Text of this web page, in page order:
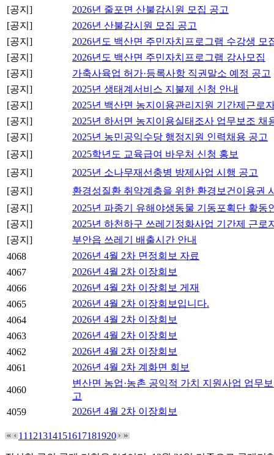
[공지]
2026년 줄포면 산불감시원 모집 공고
[공지]
2026년 산불감시원 모집 공고
[공지]
2026년도 백산면 주민자치프로그램 수강생 모
[공지]
2026년도 백산면 주민자치프로그램 강사모집
[공지]
가축사육업 허가·등록사항 직권말소 예정 공고
[공지]
2025년 생태계서비스 지불제 신청 안내
[공지]
2025년 백산면 농지이용관리지원 기간제근로
[공지]
2025년 하서면 농지이용실태조사 업무보조 채
[공지]
2025년 농민공익수당 행정지원 인력채용 공고
[공지]
2025학년도 교육급여 바우처 신청 홍보
[공지]
2025년 소나무재선충병 방제사업 시행 공고
[공지]
환경성질환 취약계층을 위한 환경보건이용권
[공지]
2025년 파종기 유해야생동물 기동포획단 활동
[공지]
2025년 하천하구 쓰레기정화사업 기간제 근로
[공지]
부안읍 쓰레기 배출시간 안내
4068
2026년 4월 2차 면정회보 자료
4067
2026년 4월 2차 이장회보
4066
2026년 4월 2차 이장회보 게재
4065
2026년 4월 2차 이장회보입니다.
4064
2026년 4월 2차 이장회보
4063
2026년 4월 2차 이장회보
4062
2026년 4월 2차 이장회보
4061
2026년 4월 2차 계화면 회보
4060
변산면 농업·농촌 공익적 가치 지원사업 업무
고
4059
2026년 4월 2차 이장회보
11 121314151617181920